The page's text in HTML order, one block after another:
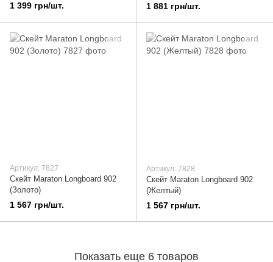
1 399 грн/шт. 1 881 грн/шт.
Артикул: 7827
Скейт Maraton Longboard 902
(Золото)
1 567 грн/шт.
Артикул: 7828
Скейт Maraton Longboard 902
(Желтый)
1 567 грн/шт.
Показать еще 6 товаров